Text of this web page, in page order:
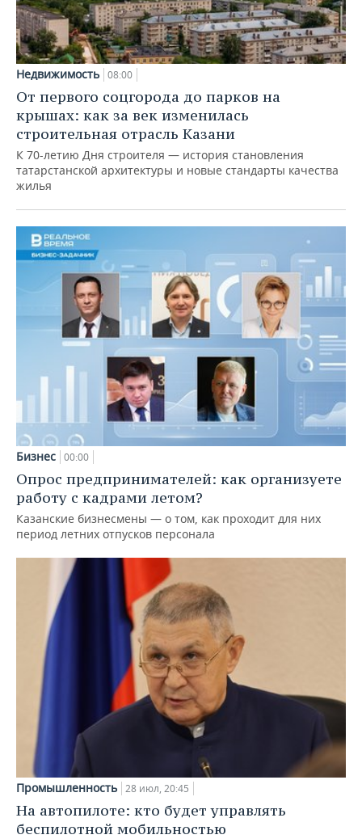
Недвижимость 08:00
От первого соцгорода до парков на
крышах: как за век изменилась
строительная отрасль Казани
К 70-летию Дня строителя — история становления
татарстанской архитектуры и новые стандарты качества
жилья
Бизнес 00:00
Опрос предпринимателей: как организуете
работу с кадрами летом?
Казанские бизнесмены — о том, как проходит для них
период летних отпусков персонала
Промышленность 28 июл, 20:45
На автопилоте: кто будет управлять
беспилотной мобильностью